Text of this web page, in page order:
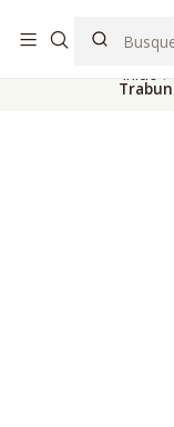
Inicio